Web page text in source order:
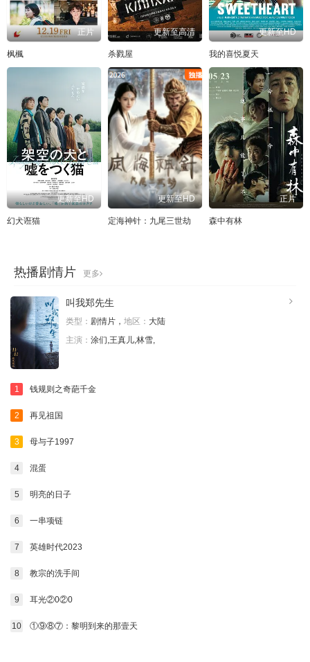
正片
枫楓
更新至高清
杀戮屋
更新至HD
我的喜悦夏天
更新至HD
幻犬诳猫
更新至HD
定海神针：九尾三世劫
正片
森中有林
热播剧情片 更多
叫我郑先生
类型： 剧情片， 地区： 大陆
主演： 涂们,王真儿,林雪,
1 钱规则之奇葩千金
2 再见祖国
3 母与子1997
4 混蛋
5 明亮的日子
6 一串项链
7 英雄时代2023
8 教宗的洗手间
9 耳光②0②0
10 ①⑨⑧⑦：黎明到来的那壹天